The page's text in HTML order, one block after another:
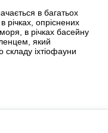
в багатьох
річках, опріснених
в річках басейну
який
складу іхтіофауни